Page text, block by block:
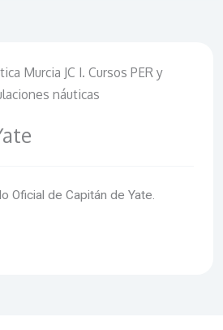
Oficial de Capitán de Yate.